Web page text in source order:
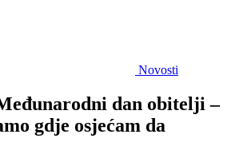
Novosti
dan obitelji –
gdje osjećam da